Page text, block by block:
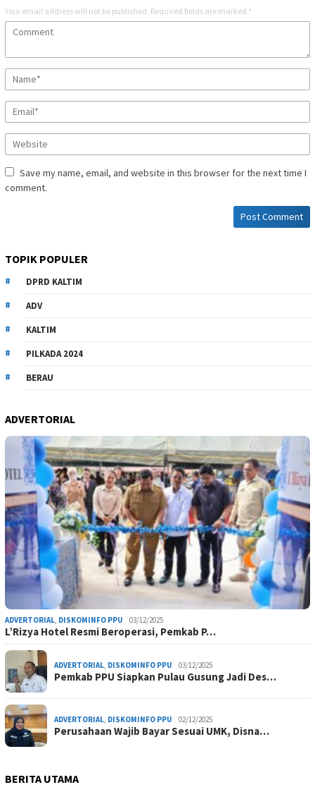
Your email address will not be published. Required fields are marked *
Save my name, email, and website in this browser for the next time I
comment.
TOPIK POPULER
DPRD KALTIM
ADV
KALTIM
PILKADA 2024
BERAU
ADVERTORIAL
ADVERTORIAL, DISKOMINFO PPU 03/12/2025
L’Rizya Hotel Resmi Beroperasi, Pemkab P…
ADVERTORIAL, DISKOMINFO PPU 03/12/2025
Pemkab PPU Siapkan Pulau Gusung Jadi Des…
ADVERTORIAL, DISKOMINFO PPU 02/12/2025
Perusahaan Wajib Bayar Sesuai UMK, Disna…
BERITA UTAMA